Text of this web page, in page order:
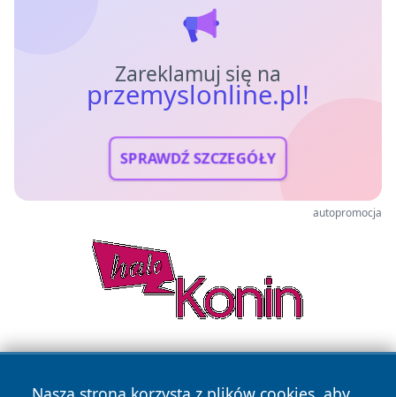
Zareklamuj się na
przemyslonline.pl!
SPRAWDŹ SZCZEGÓŁY
autopromocja